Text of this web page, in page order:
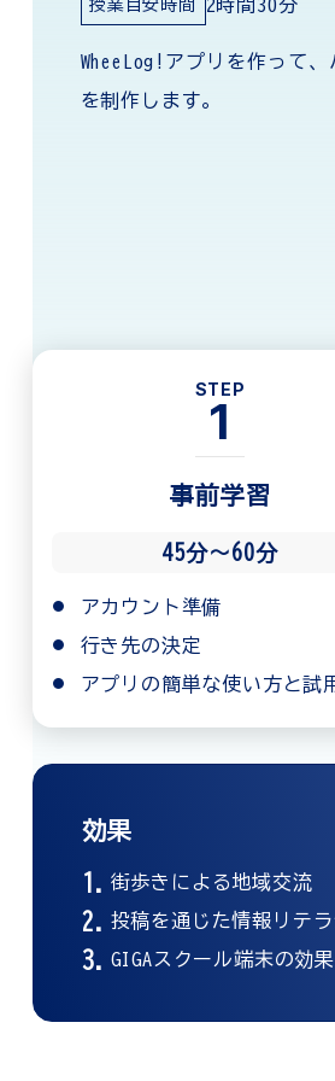
授業目安時間 2時間30分
WheeLog!アプリを作って
を制作します。
STEP
1
事前学習
45分〜60分
アカウント準備
行き先の決定
アプリの簡単な使い方と試
効果
街歩きによる地域交流
投稿を通じた情報リテ
GIGAスクール端末の効